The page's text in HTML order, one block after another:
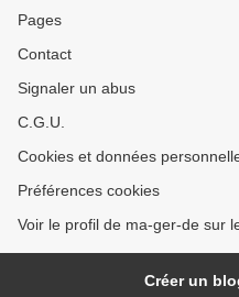
Pages
Contact
Signaler un abus
C.G.U.
Cookies et données
Préférences cookies
Voir le profil de ma-ger-de sur
Créer un